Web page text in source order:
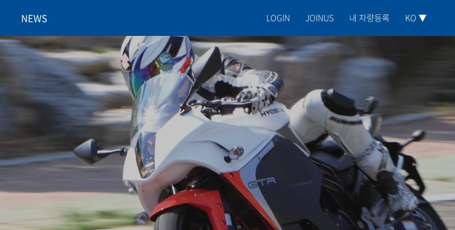
NEWS LOGIN JOINUS 내 차량등록 KO ▼